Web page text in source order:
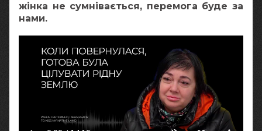
жінка не сумнівається, перемога буде за
нами.